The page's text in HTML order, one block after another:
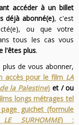
accéder à un billet
déjà abonné(e), c'est
ou que votre
tous les cas vous
l'êtes plus.
plus de vous abonner,
accès pour le film LA
la Palestine) et / ou
longs métrages tel
guichet (formule
LE SURHOMME) :